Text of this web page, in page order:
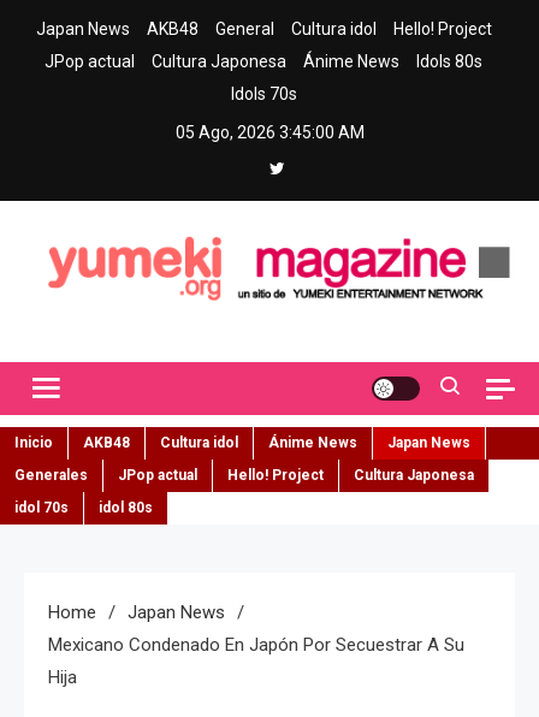
Japan News AKB48 General Cultura idol
Hello! Project
JPop actual
Cultura Japonesa Ánime News
Idols 80s
Idols 70s
05 Ago, 2026 3:45:02 AM
Inicio AKB48 Cultura idol Ánime News
Japan News
Generales
JPop actual Hello! Project
Cultura Japonesa
idol 70s
idol 80s
Home
Japan News
Mexicano Condenado En Japón Por Secuestrar A Su
Hija